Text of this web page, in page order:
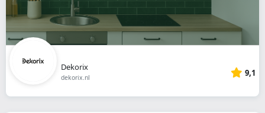
Dekorix
dekorix.nl 9,1